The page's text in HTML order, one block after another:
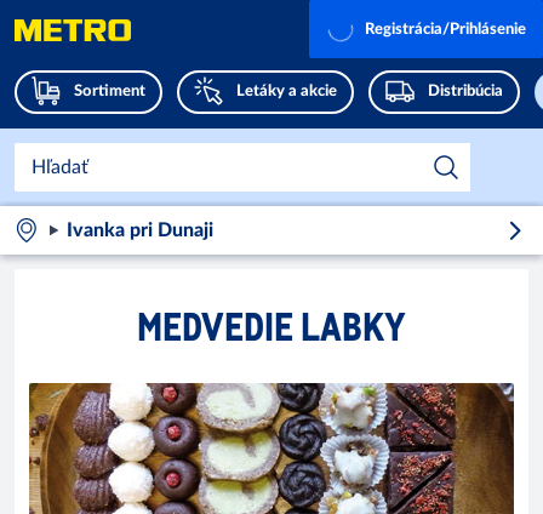
Sortiment Letáky a akcie Distribúcia
Registrácia/Prihlásenie
Ivanka pri Dunaji
MEDVEDIE LABKY